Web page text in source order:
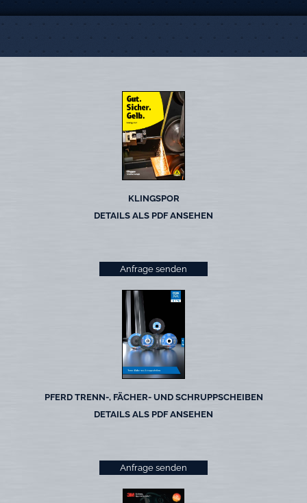
KLINGSPOR
DETAILS ALS PDF ANSEHEN
Anfrage senden
PFERD TRENN-, FÄCHER- UND SCHRUPPSCHEIBEN
DETAILS ALS PDF ANSEHEN
Anfrage senden